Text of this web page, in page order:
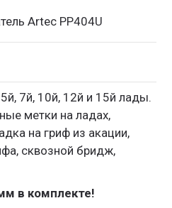
Artec PP404U
7й, 10й, 12й и 15й лады.
метки на ладах,
на гриф из акации,
сквозной бридж,
в комплекте!